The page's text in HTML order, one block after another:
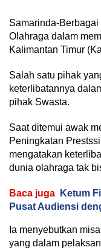
Samarinda-
Olahraga dalam
Kalimantan Timur
Salah satu pihak
keterlibatannya
pihak Swasta.
Saat ditemui awak
Peningkatan
mengatakan
dunia olahraga tak
Baca juga
Ketum
Pusat Audiensi
Ia menyebutkan
yang dalam